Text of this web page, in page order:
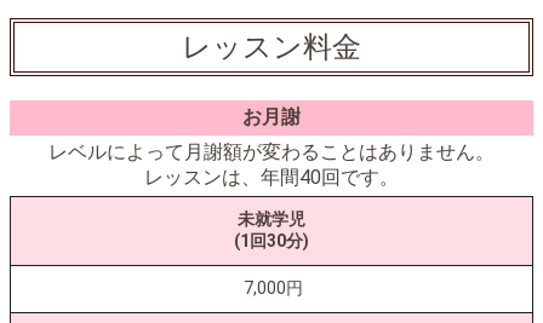
レッスン料金
お月謝
レベルによって月謝額が変わることはありません。
レッスンは、年間40回です。
未就学児
(1回30分)
7,000円